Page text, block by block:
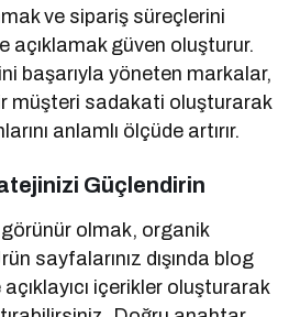
ve sipariş süreçlerini
açıklamak güven oluşturur.
başarıyla yöneten markalar,
müşteri sadakati oluşturarak
anlamlı ölçüde artırır.
Güçlendirin
olmak, organik
sayfalarınız dışında blog
içerikler oluşturarak